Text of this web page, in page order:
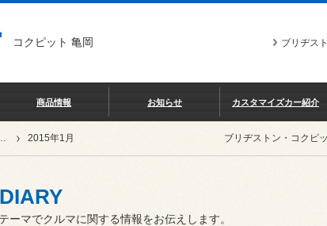
コクピット 亀岡
ブリヂス
商品情報 お知らせ カスタマイズカー紹介
DIARY 2015年1月 ブリヂストン・コクピ
ーマでクルマに関する情報をお伝えします。